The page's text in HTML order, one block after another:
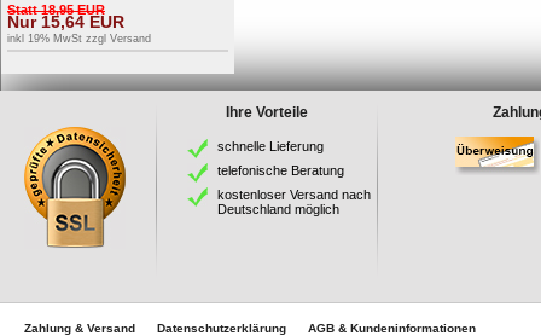
Statt18,95EUR
Nur15,64EUR
inkl 19% MwSt zzgl Versand
Ihre Vorteile
schnelle Lieferung
telefonische Beratung
kostenloser Versand nach
Deutschland möglich
Zahlung & Versand Datenschutzerklärung
AGB & Kundeninformationen